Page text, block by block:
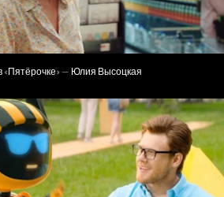
«Пятёрочке» — Юлия Высоцкая